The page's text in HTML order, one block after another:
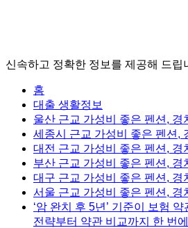
신속하고 정확한 정보를 제공해 드립
홈
대출 생활정보
울산 근교 가성비 좋은 펜션, 경
세종시 근교 가성비 좋은 펜션,
대전 근교 가성비 좋은 펜션, 경
부산 근교 가성비 좋은 펜션, 경
대구 근교 가성비 좋은 펜션, 경
서울 근교 가성비 좋은 펜션, 경
‘암 완치 후 5년’ 기준이 보험
전략부터 약관 비교까지 한 번